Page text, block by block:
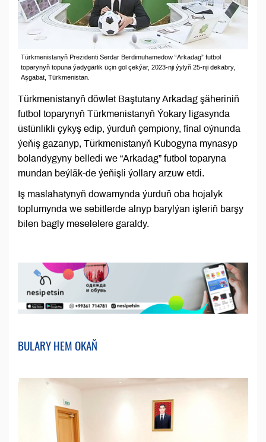
Türkmenistanyň Prezidenti Serdar Berdimuhamedow “Arkadag” futbol
toparynyň topuna ýadygärlik üçin gol çekýär, 2023-nji ýylyň 25-nji dekabry,
Aşgabat, Türkmenistan.
Türkmenistanyň döwlet Baştutany Arkadag şäheriniň
futbol toparynyň Türkmenistanyň Ýokary ligasynda
üstünlikli çykyş edip, ýurduň çempiony, final oýnunda
ýeňiş gazanyp, Türkmenistanyň Kubogyna mynasyp
bolandygyny belledi we “Arkadag” futbol toparyna
mundan beýläk-de ýeňişli ýollary arzuw etdi.
Iş maslahatynyň dowamynda ýurduň oba hojalyk
toplumynda we sebitlerde alnyp barylýan işleriň barşy
bilen bagly meselelere garaldy.
BULARY HEM OKAŇ